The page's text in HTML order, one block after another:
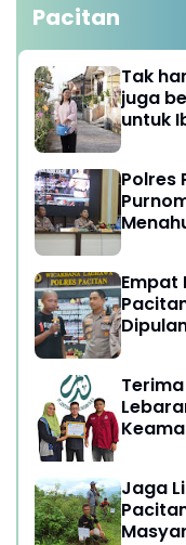
Pacitan
Tak
juga
untuk
Polres
Empat
Jaga